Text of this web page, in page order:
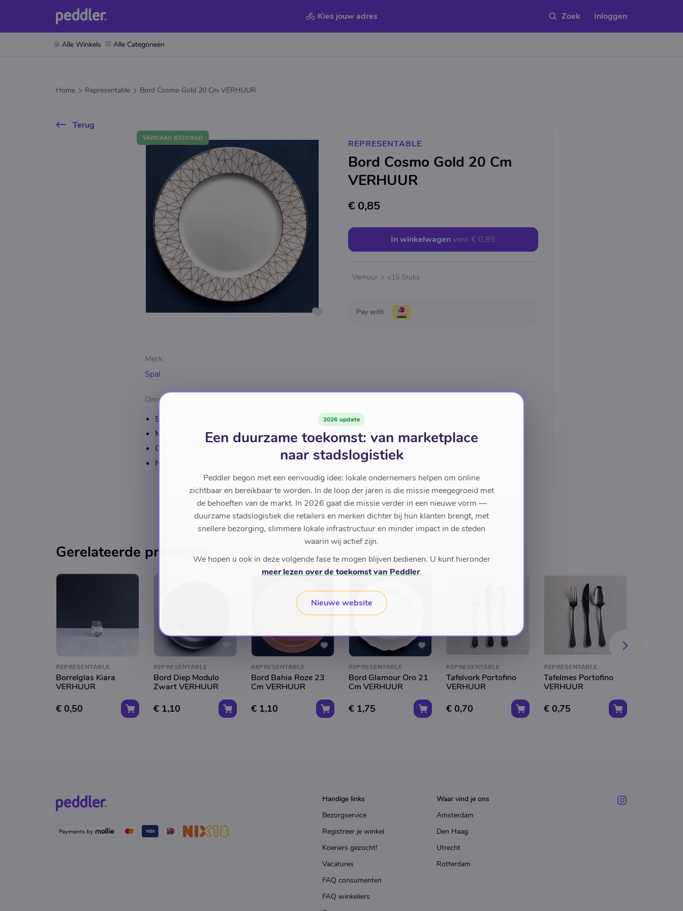
Kies jouw adres Inloggen
Alle Winkels Alle Categorieën
Home Representable Bord Cosmo Gold 20 Cm VERHUUR
Terug
VANDAAG BEZORGD
REPRESENTABLE
Bord Cosmo Gold 20 Cm
VERHUUR
€ 0,85
In winkelwagenvoor€ 0,85
Verhuur <15 Stuks
Pay with
Merk
Spal
Omschrijving
Serie: Cosmopolitan
Merk: Spal (PT)
Gemaakt van porselein
Niet vaatwasserbestendig
Gerelateerde producten
REPRESENTABLE
Borrelglas Kiara
VERHUUR
€ 0,50
REPRESENTABLE
Bord Diep Modulo
Zwart VERHUUR
€ 1,10
REPRESENTABLE
Bord Bahia Roze 23
Cm VERHUUR
€ 1,10
REPRESENTABLE
Bord Glamour Oro 21
Cm VERHUUR
€ 1,75
REPRESENTABLE
Tafelvork Portofino
VERHUUR
€ 0,70
REPRESENTABLE
Tafelmes Portofino
VERHUUR
€ 0,75
Handige links
Bezorgservice
Registreer je winkel
Koeriers gezocht!
Vacatures
FAQ consumenten
FAQ winkeliers
Waar vind je ons
Amsterdam
Den Haag
Utrecht
Rotterdam
2026 update
Een duurzame toekomst: van marketplace
naar stadslogistiek
Peddler begon met een eenvoudig idee: lokale ondernemers helpen om online
zichtbaar en bereikbaar te worden. In de loop der jaren is die missie meegegroeid met
de behoeften van de markt. In 2026 gaat die missie verder in een nieuwe vorm —
duurzame stadslogistiek die retailers en merken dichter bij hun klanten brengt, met
snellere bezorging, slimmere lokale infrastructuur en minder impact in de steden
waarin wij actief zijn.
We hopen u ook in deze volgende fase te mogen blijven bedienen. U kunt hieronder
meer lezen over de toekomst van Peddler.
Nieuwe website